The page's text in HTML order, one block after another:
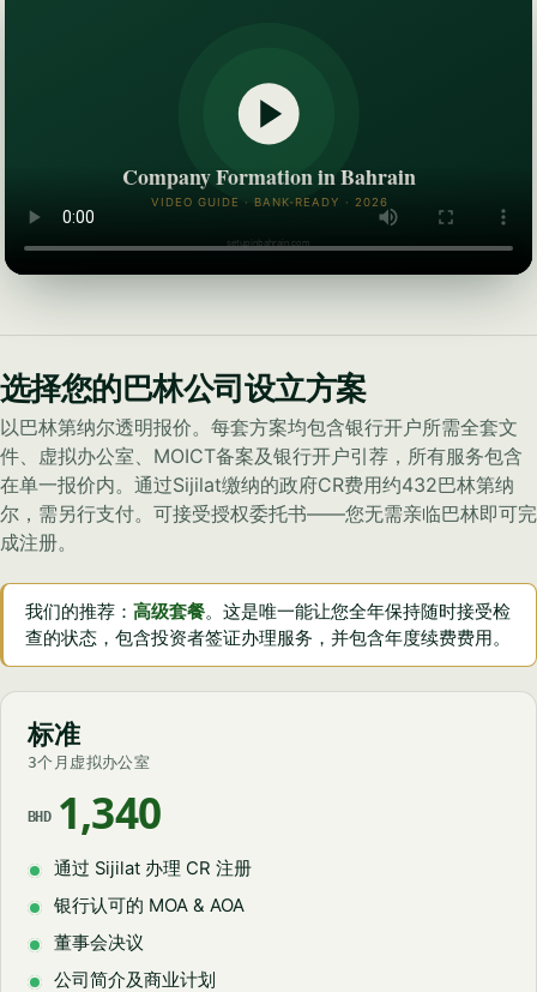
选择您的巴林公司设立方案
以巴林第纳尔透明报价。每套方案均包含银行开户所需全套文
件、虚拟办公室、MOICT备案及银行开户引荐，所有服务包含
在单一报价内。通过Sijilat缴纳的政府CR费用约432巴林第纳
尔，需另行支付。可接受授权委托书——您无需亲临巴林即可完
成注册。
我们的推荐： 高级套餐。这是唯一能让您全年保持随时接受检
查的状态，包含投资者签证办理服务，并包含年度续费费用。
标准
3个月虚拟办公室
BHD 1,340
通过 Sijilat 办理 CR 注册
银行认可的 MOA & AOA
董事会决议
公司简介及商业计划